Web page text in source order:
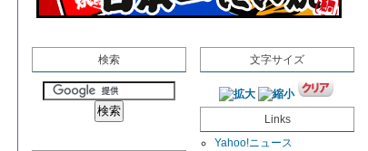
検索 文字サイズ
Links
Yahoo!ニュース